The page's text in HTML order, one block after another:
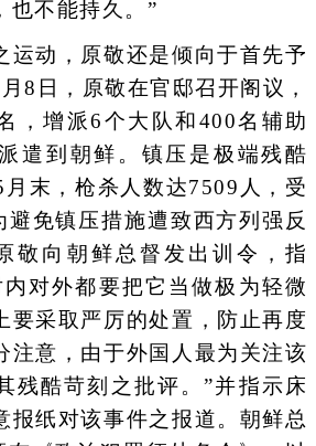
也不能持久。”
动，原敬还是倾向于首先予
8日，原敬在官邸召开阁议，
，增派6个大队和400名辅助
遣到朝鲜。镇压是极端残酷
末，枪杀人数达7509人，受
避免镇压措施遭致西方列强反
敬向朝鲜总督发出训令，指
对外都要把它当做极为轻微
要采取严厉的处置，防止再度
注意，由于外国人最为关注该
残酷苛刻之批评。”并指示床
报纸对该事件之报道。朝鲜总